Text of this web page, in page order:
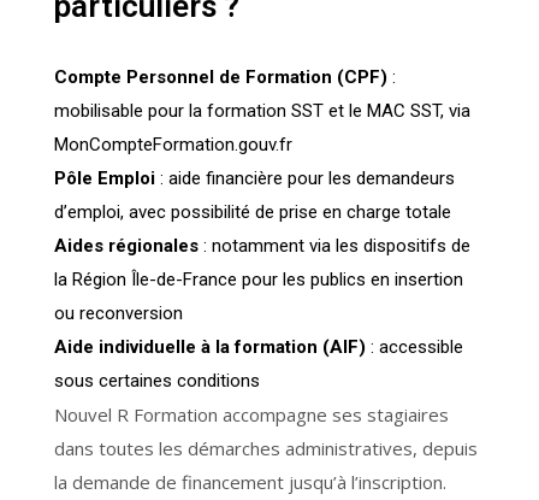
Compte Personnel de Formation (CPF) :
mobilisable pour la formation SST et le MAC SST, via
MonCompteFormation.gouv.fr
Pôle Emploi : aide financière pour les demandeurs
d’emploi, avec possibilité de prise en charge totale
Aides régionales : notamment via les dispositifs de
la Région Île-de-France pour les publics en insertion
ou reconversion
Aide individuelle à la formation (AIF) : accessible
sous certaines conditions
Nouvel R Formation accompagne ses stagiaires
dans toutes les démarches administratives, depuis
la demande de financement jusqu’à l’inscription.